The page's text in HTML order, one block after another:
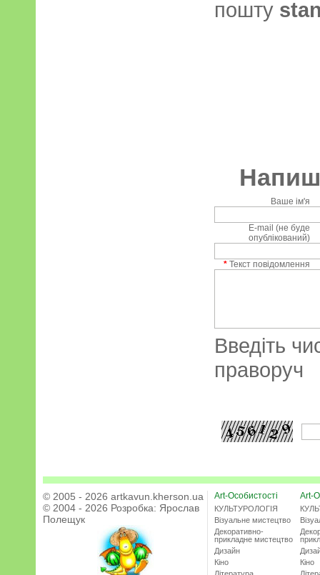
пошту
Ваше ім'я
E-mail (не буде
опублікований)
* Текст повідомлення
Введіть
праворуч
© 2005 - 2026 artkavun.kherson.ua
© 2004 - 2026 Розробка: Ярослав
Полещук
Art-Особистості
КУЛЬТУРОЛОГІЯ
Візуальне мистецтво
Декоративно-
прикладне мистецтво
Дизайн
Кіно
Art-
Кіно